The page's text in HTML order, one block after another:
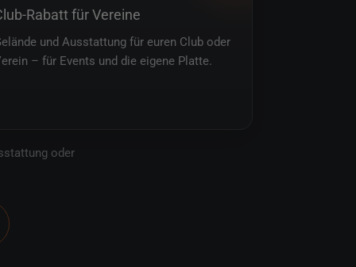
Rabatt für Vereine
und Ausstattung für euren Club oder
– für Events und die eigene Platte.
oder